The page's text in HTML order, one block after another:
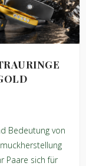
Bedeutung von
Paare sich für